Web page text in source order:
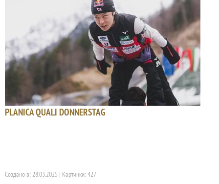
PLANICA QUALI DONNERSTAG
Создано в: 28.03.2025 | Картинки: 427